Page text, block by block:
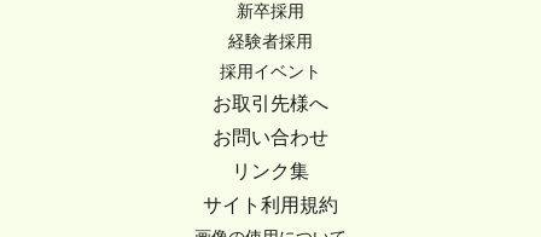
新卒採用
経験者採用
採用イベント
お取引先様へ
お問い合わせ
リンク集
サイト利用規約